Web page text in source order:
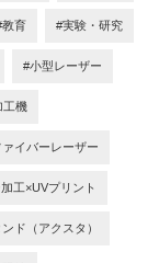
教育 #実験・研究
#小型レーザー
工機
ァイバーレーザー
工×UVプリント
ド（アクスタ）